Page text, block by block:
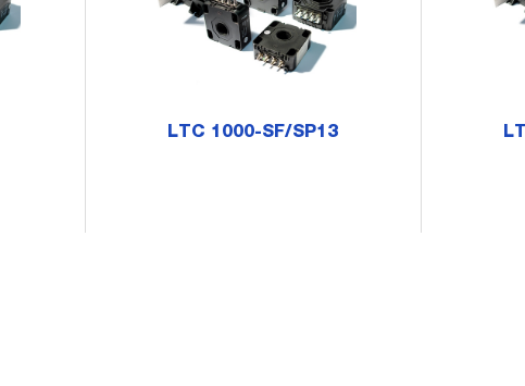
LTC 1000-SF/SP13